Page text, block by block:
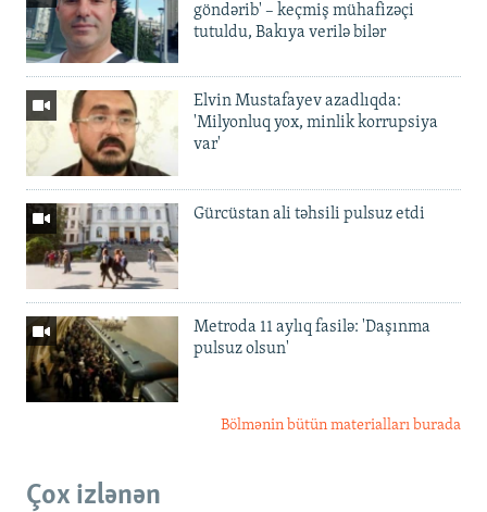
göndərib' – keçmiş mühafizəçi
tutuldu, Bakıya verilə bilər
Elvin Mustafayev azadlıqda:
'Milyonluq yox, minlik korrupsiya
var'
Gürcüstan ali təhsili pulsuz etdi
Metroda 11 aylıq fasilə: 'Daşınma
pulsuz olsun'
Bölmənin bütün materialları burada
Çox izlənən